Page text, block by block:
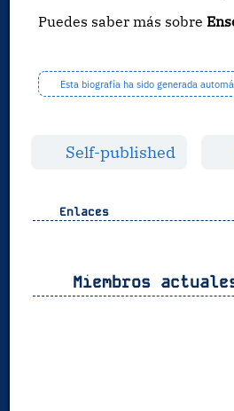
Puedes saber más sobre
Esta biografía ha sido generada
Self-published
Enlaces
Miembros